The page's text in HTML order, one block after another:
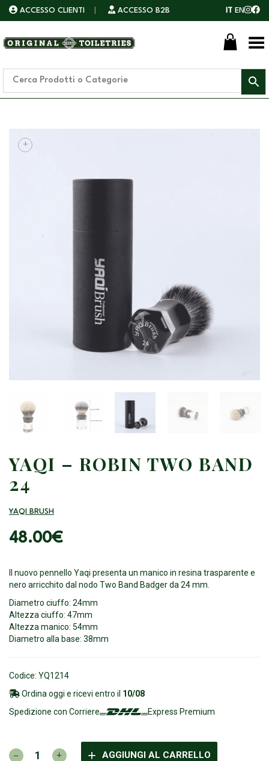
ACCESSO CLIENTI ACCESSO B2B IT EN
Toggle Menu
+
YAQI – ROBIN TWO BAND
24
YAQI BRUSH
Il nuovo pennello Yaqi presenta un manico in resina trasparente e
nero arricchito dal nodo Two Band Badger da 24 mm.
Diametro ciuffo: 24mm
Altezza ciuffo: 47mm
Altezza manico: 54mm
Diametro alla base: 38mm
Codice: YQ1214
Ordina oggi e ricevi entro il 10/08
Spedizione con Corriere
Express Premium
48.00€
YAQI
AGGIUNGI AL CARRELLO